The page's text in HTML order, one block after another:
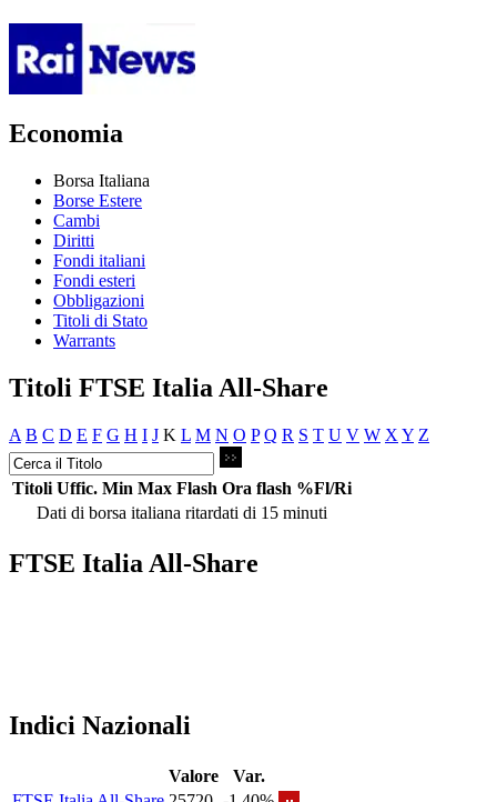
Economia
Borsa Italiana
Borse Estere
Cambi
Diritti
Fondi italiani
Fondi esteri
Obbligazioni
Titoli di Stato
Warrants
Titoli FTSE Italia All-Share
A B C D E F G H I J K L M N O P Q R S T U V W X Y Z
Titoli Uffic. Min Max Flash Ora flash %Fl/Ri
Dati di borsa italiana ritardati di 15 minuti
FTSE Italia All-Share
Indici Nazionali
Valore
Var.